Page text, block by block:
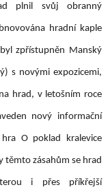
plnil svůj obranný
hradní kaple
zpřístupněn Manský
s novými expozicemi,
hrad, v letošním roce
nový informační
O poklad kralevice
těmto zásahům se hrad
i přes příkřejší